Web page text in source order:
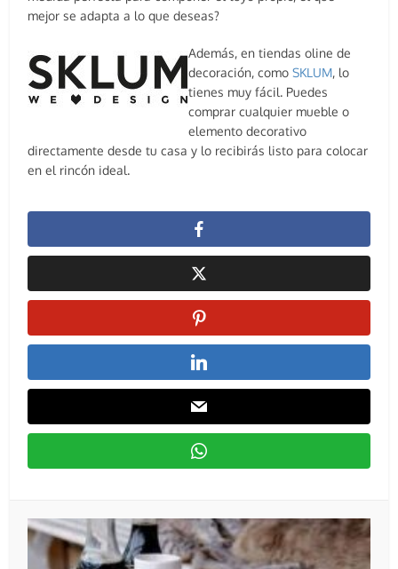
mejor se adapta a lo que deseas?
Además, en tiendas oline de
decoración, comoSKLUM, lo
tienes muy fácil. Puedes
comprar cualquier mueble o
elemento decorativo
directamente desde tu casa y lo recibirás listo para colocar
en el rincón ideal.